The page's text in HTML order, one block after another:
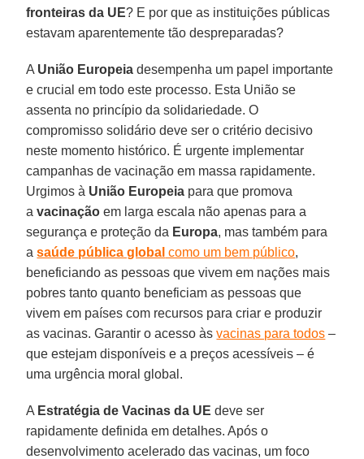
fronteiras da UE? E por que as instituições públicas
estavam aparentemente tão despreparadas?
A União Europeia desempenha um papel importante
e crucial em todo este processo. Esta União se
assenta no princípio da solidariedade. O
compromisso solidário deve ser o critério decisivo
neste momento histórico. É urgente implementar
campanhas de vacinação em massa rapidamente.
Urgimos à União Europeia para que promova
avacinação em larga escala não apenas para a
segurança e proteção da Europa, mas também para
asaúde pública global como um bem público,
beneficiando as pessoas que vivem em nações mais
pobres tanto quanto beneficiam as pessoas que
vivem em países com recursos para criar e produzir
as vacinas. Garantir o acesso àsvacinas para todos –
que estejam disponíveis e a preços acessíveis – é
uma urgência moral global.
A Estratégia de Vacinas da UE deve ser
rapidamente definida em detalhes. Após o
desenvolvimento acelerado das vacinas, um foco